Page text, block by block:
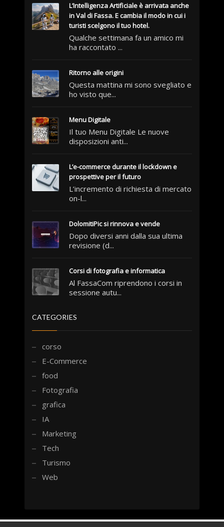
L’Intelligenza Artificiale è arrivata anche
in Val di Fassa. E cambia il modo in cui i
turisti scelgono il tuo hotel.
Qualche settimana fa un amico mi
ha raccontato ...
Ritorno alle origini
Questa mattina mi sono svegliato e
ho visto que...
Menu Digitale
Il tuo Menu Digitale Le nuove
disposizioni anti...
L’e-commerce durante il lockdown e
prospettive per il futuro
L’incremento di richiesta di mercato
on-l...
DolomitiPic si rinnova e vende
Dopo diversi anni dalla sua ultima
revisione (d...
Corsi di fotografia e informatica
Al FassaCom riprendono i corsi in
sessione autu...
CATEGORIES
corso
E-Commerce
food
Fotografia
grafica
IA
Marketing
Tech
Turismo
Web